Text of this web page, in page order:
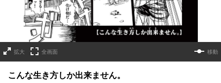
拡大 全画面 移動
こんな生き方しか出来ません。